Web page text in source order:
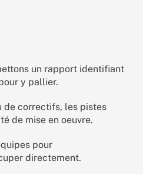
un rapport identifiant
y pallier.
de correctifs, les pistes
de mise en oeuvre.
pour
directement.